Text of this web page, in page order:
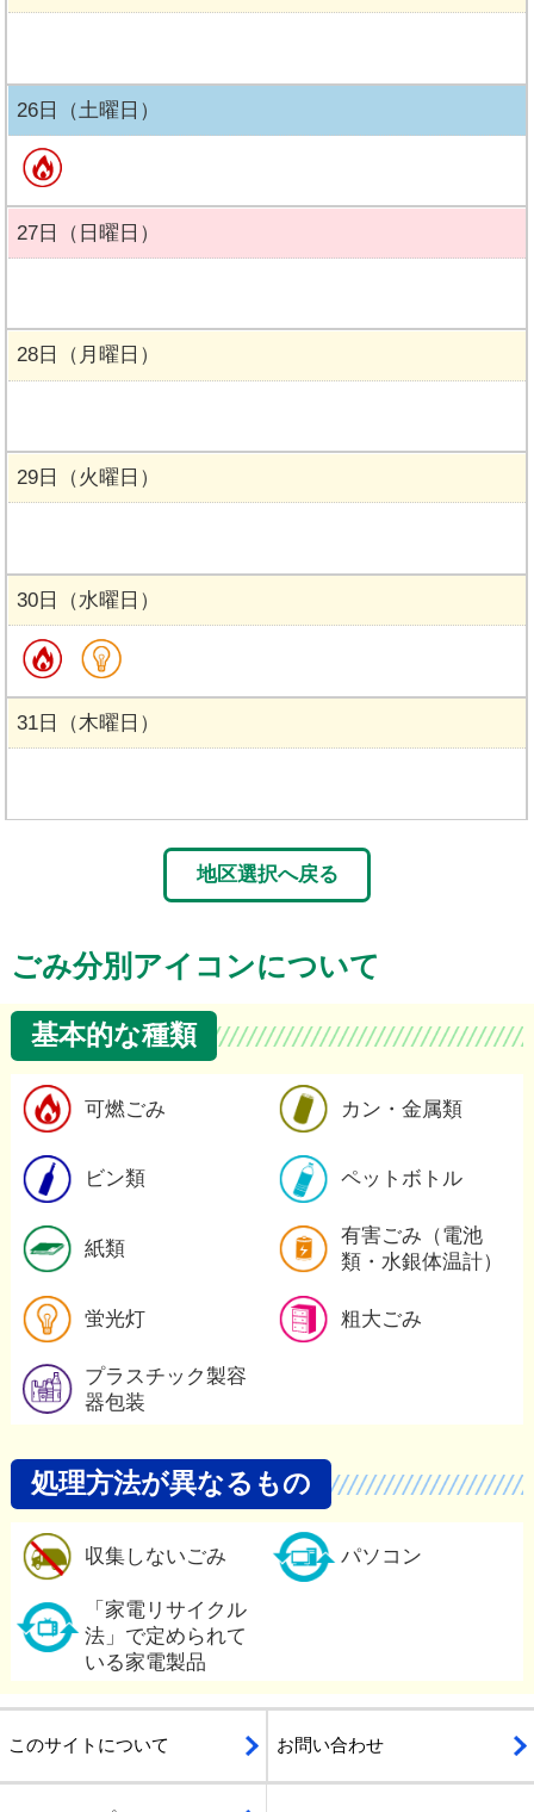
26日（土曜日）
27日（日曜日）
28日（月曜日）
29日（火曜日）
30日（水曜日）
31日（木曜日）
地区選択へ戻る
ごみ分別アイコンについて
基本的な種類
可燃ごみ
可燃ごみの詳細
カン・金属類
ビン類
ビン類の詳細
ペットボトル
紙類
紙類の詳細有害ごみ（電池
類・水銀体温計）
蛍光灯
蛍光灯の詳細
粗大ごみ
プラスチック製容
器包装
処理方法が異なるもの
収集しないごみ
収集しないごみの詳細
パソコン
「家電リサイクル
法」で定められて
いる家電製品
このサイトについて お問い合わせ